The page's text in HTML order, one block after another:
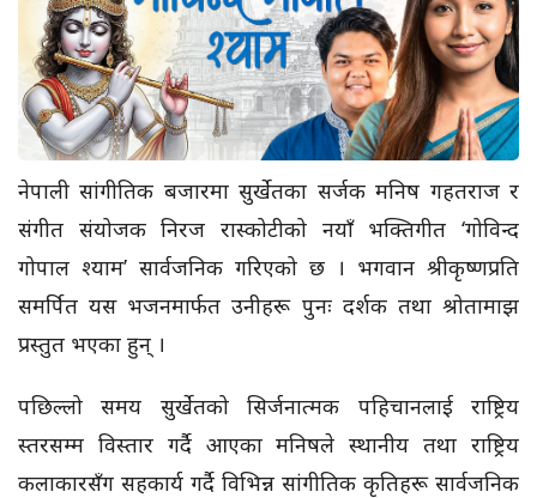
नेपाली सांगीतिक बजारमा सुर्खेतका सर्जक मनिष गहतराज र
संगीत संयोजक निरज रास्कोटीको नयाँ भक्तिगीत ‘गोविन्द
गोपाल श्याम’ सार्वजनिक गरिएको छ । भगवान श्रीकृष्णप्रति
समर्पित यस भजनमार्फत उनीहरू पुनः दर्शक तथा श्रोतामाझ
प्रस्तुत भएका हुन् ।
पछिल्लो समय सुर्खेतको सिर्जनात्मक पहिचानलाई राष्ट्रिय
स्तरसम्म विस्तार गर्दै आएका मनिषले स्थानीय तथा राष्ट्रिय
कलाकारसँग सहकार्य गर्दै विभिन्न सांगीतिक कृतिहरू सार्वजनिक